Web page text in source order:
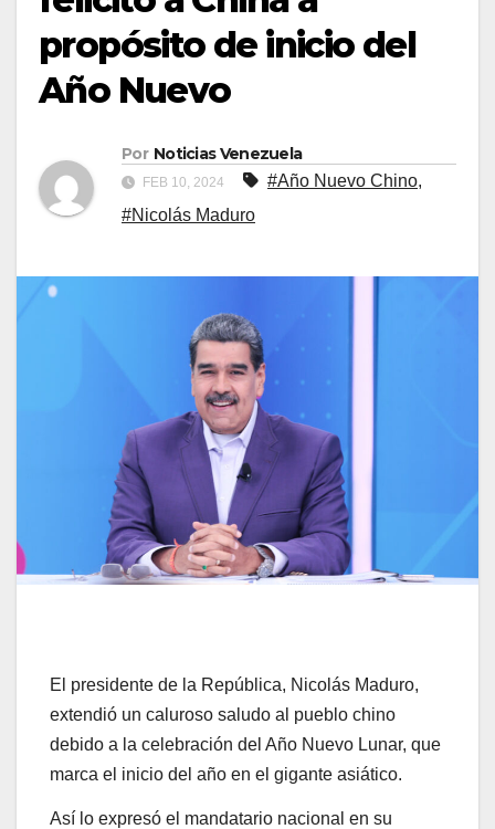
propósito de inicio del
Año Nuevo
Por Noticias Venezuela
FEB 10, 2024 #Año Nuevo Chino,
#Nicolás Maduro
El presidente de la República, Nicolás Maduro,
extendió un caluroso saludo al pueblo chino
debido a la celebración del Año Nuevo Lunar, que
marca el inicio del año en el gigante asiático.
Así lo expresó el mandatario nacional en su